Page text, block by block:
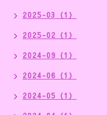
2025-03（1）
2025-02（1）
2024-09（1）
2024-06（1）
2024-05（1）